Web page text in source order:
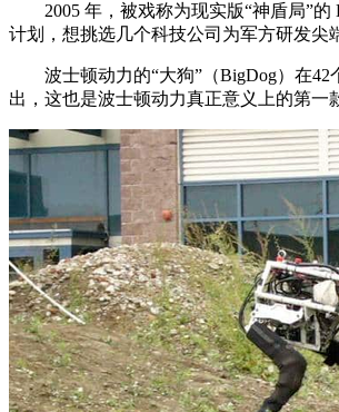
2005 年，被戏称为现实版“神盾局”的
计划，想挑选几个科技公司为军方研发尖
波士顿动力的“大狗”（BigDog）在42
出，这也是波士顿动力真正意义上的第一